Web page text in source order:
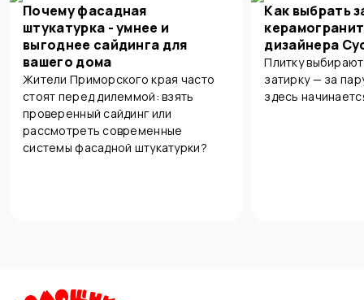
Почему фасадная
штукатурка - умнее и
выгоднее сайдинга для
вашего дома
Жители Приморского края часто
стоят перед дилеммой: взять
проверенный сайдинг или
рассмотреть современные
системы фасадной штукатурки?
Как выбрать
дизайнера
Плитку
затирку — за
здесь